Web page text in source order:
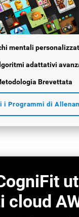
i Programmi di
mentali
adattativi
Brevettata
cloud